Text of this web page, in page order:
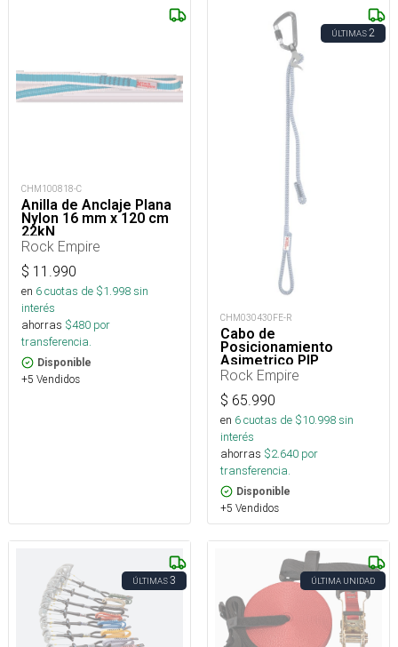
CHM100818-C
Anilla de Anclaje Plana
Nylon 16 mm x 120 cm
22kN
Rock Empire
$ 11.990
en 6cuotas de $1.998sin
interés
ahorras $480 por
transferencia.
Disponible
+5 Vendidos
ÚLTIMAS2
CHM030430FE-R
Cabo de
Posicionamiento
Asimetrico PIP
Regulable 15 a 85 cm
Rock Empire
$ 65.990
en 6cuotas de $10.998sin
interés
ahorras $2.640 por
transferencia.
Disponible
+5 Vendidos
ÚLTIMAS3 ÚLTIMA UNIDAD